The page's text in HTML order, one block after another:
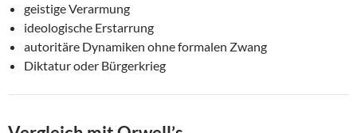
geistige Verarmung
ideologische Erstarrung
autoritäre Dynamiken ohne formalen Zwang
Diktatur oder Bürgerkrieg